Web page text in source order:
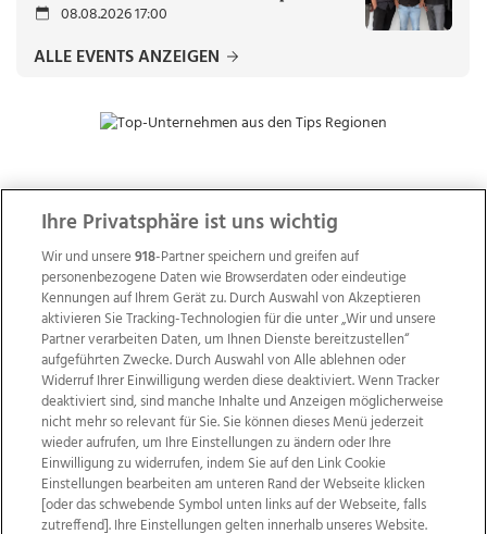
08.08.2026 17:00
ALLE EVENTS ANZEIGEN
ZUR NACHRICHTENÜBERSICHT
Wir über uns Mediadaten Kontakt
Jobs
Datenschutz
Impressum AGB Anzeigekunden
Ihre Privatsphäre ist uns wichtig
Wir und unsere918-Partner speichern und greifen auf
personenbezogene Daten wie Browserdaten oder eindeutige
Kennungen auf Ihrem Gerät zu. Durch Auswahl von Akzeptieren
aktivieren Sie Tracking-Technologien für die unter „Wir und unsere
Partner verarbeiten Daten, um Ihnen Dienste bereitzustellen“
aufgeführten Zwecke. Durch Auswahl von Alle ablehnen oder
Widerruf Ihrer Einwilligung werden diese deaktiviert. Wenn Tracker
deaktiviert sind, sind manche Inhalte und Anzeigen möglicherweise
nicht mehr so relevant für Sie. Sie können dieses Menü jederzeit
wieder aufrufen, um Ihre Einstellungen zu ändern oder Ihre
Einwilligung zu widerrufen, indem Sie auf den Link Cookie
Einstellungen bearbeiten am unteren Rand der Webseite klicken
[oder das schwebende Symbol unten links auf der Webseite, falls
zutreffend]. Ihre Einstellungen gelten innerhalb unseres Website.